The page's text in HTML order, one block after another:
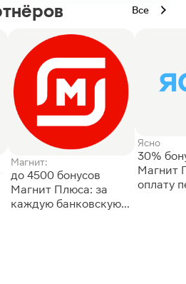
Все
Магнит:
до 4500 бонусов
Магнит Плюса: за
каждую банковскую
Ясно
30%
Магнит
оплату